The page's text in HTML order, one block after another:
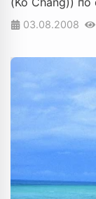
03.08.2008